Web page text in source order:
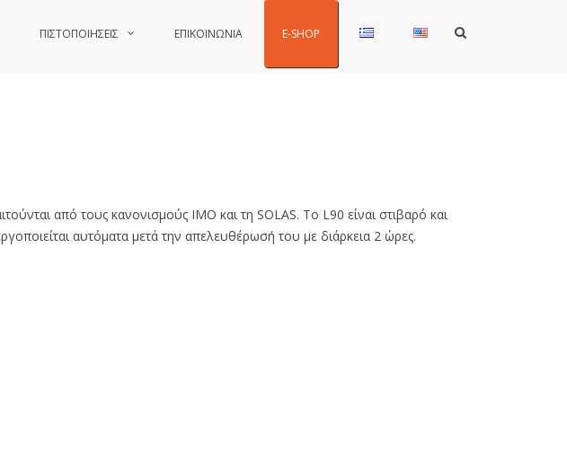
ΠΙΣΤΟΠΟΙΗΣΕΙΣ ΕΠΙΚΟΙΝΩΝΙΑ E-SHOP
Show
από τους κανονισμούς ΙΜΟ και τη SOLAS. To L90 είναι στιβαρό και
αυτόματα μετά την απελευθέρωσή του με διάρκεια 2 ώρες.